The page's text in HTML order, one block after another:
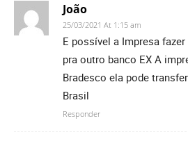
João
25/03/2021 At 1:15 am
E possível a Impresa
pra outro banco EX A
Bradesco ela pode
Brasil
Responder